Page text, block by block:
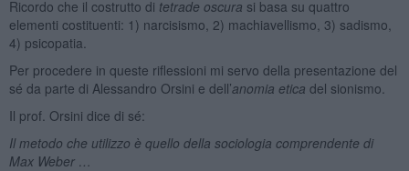
Ricordo che il costrutto di tetrade oscura si basa su quattro
elementi costituenti: 1) narcisismo, 2) machiavellismo, 3) sadismo,
4) psicopatia.
Per procedere in queste riflessioni mi servo della presentazione del
sé da parte di Alessandro Orsini e dell’anomia etica del sionismo.
Il prof. Orsini dice di sé:
Il metodo che utilizzo è quello della sociologia comprendente di
Max Weber …